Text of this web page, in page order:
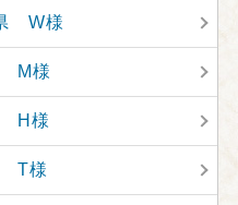
W様
M様
H様
T様